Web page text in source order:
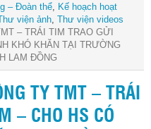
– Đoàn thể
Kế hoạch hoạt
viện ảnh Thư viện videos
– TRÁI TIM TRAO GỬI
KHÓ KHĂN TẠI TRƯỜNG
LAM ĐỒNG
TY TMT – TRÁI
– CHO HS CÓ